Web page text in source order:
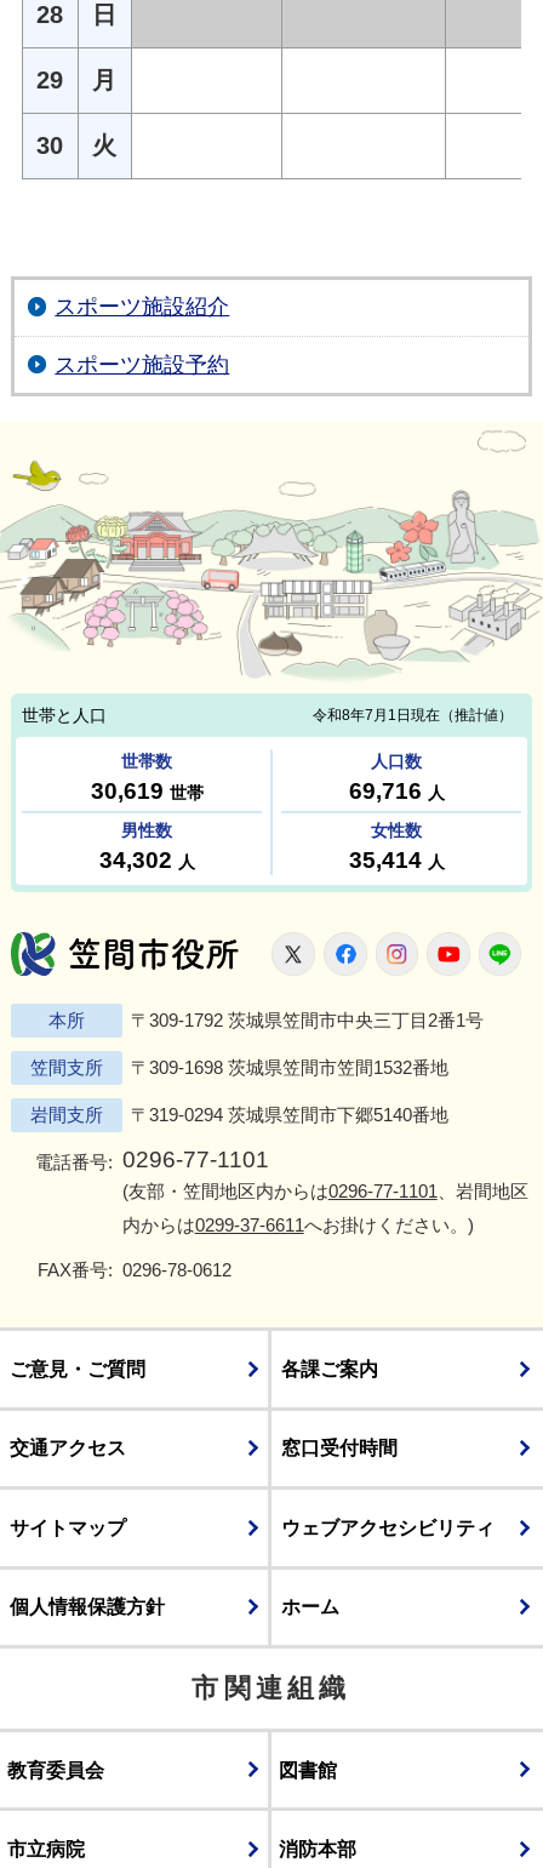
28 日
29 月
30 火
スポーツ施設紹介
スポーツ施設予約
笠間市役所
X FacebookInstagram
本所 〒309-1792 茨城県笠間市中央三丁目2番1号
笠間支所 〒309-1698 茨城県笠間市笠間1532番地
岩間支所 〒319-0294 茨城県笠間市下郷5140番地
電話番号: 0296-77-1101
(友部・笠間地区内からは0296-77-1101 、岩間地区
内からは0299-37-6611へお掛けください。)
FAX番号: 0296-78-0612
ご意見・ご質問 各課ご案内
交通アクセス 窓口受付時間
サイトマップ ウェブアクセシビリティ
個人情報保護方針 ホーム
市関連組織
教育委員会 図書館
市立病院 消防本部